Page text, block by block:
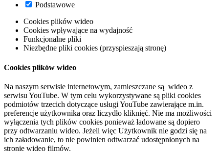
Podstawowe
Cookies plików wideo
Cookies wpływające na wydajność
Funkcjonalne pliki
Niezbędne pliki cookies (przyspieszają stronę)
Cookies plików wideo
Na naszym serwisie internetowym, zamieszczane są wideo z
serwisu YouTube. W tym celu wykorzystywane są pliki cookies
podmiotów trzecich dotyczące usługi YouTube zawierające m.in.
preferencje użytkownika oraz liczydło kliknięć. Nie ma możliwości
wyłączenia tych plików cookies ponieważ ładowane są dopiero
przy odtwarzaniu wideo. Jeżeli więc Użytkownik nie godzi się na
ich załadowanie, to nie powinien odtwarzać udostępnionych na
stronie wideo filmów.